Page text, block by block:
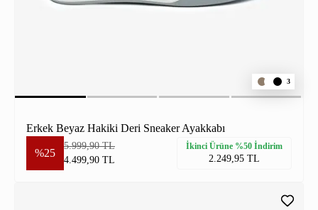
3
Erkek Beyaz Hakiki Deri Sneaker Ayakkabı
%25
5.999,90 TL
4.499,90 TL
İkinci Ürüne %50 İndirim
2.249,95 TL